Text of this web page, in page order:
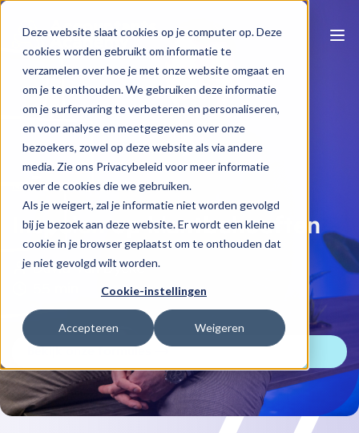
Deze website slaat cookies op je computer op. Deze
cookies worden gebruikt om informatie te
verzamelen over hoe je met onze website omgaat en
om je te onthouden. We gebruiken deze informatie
om je surfervaring te verbeteren en personaliseren,
en voor analyse en meetgegevens over onze
bezoekers, zowel op deze website als via andere
media. Zie ons Privacybeleid voor meer informatie
over de cookies die we gebruiken.
Als je weigert, zal je informatie niet worden gevolgd
bij je bezoek aan deze website. Er wordt een kleine
cookie in je browser geplaatst om te onthouden dat
je niet gevolgd wilt worden.
Cookie-instellingen
Accepteren Weigeren
Naar e-learning overzicht
Inspelen op klantbehoeften
David Van Dycke
Bekijk onze formules